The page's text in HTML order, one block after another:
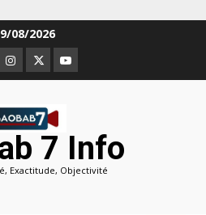
08/2026
Instagram
TwitterYoutube
7 Info
Exactitude, Objectivité